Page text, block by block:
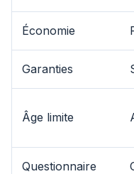
Économie
Garanties
Âge limite
Questionnaire